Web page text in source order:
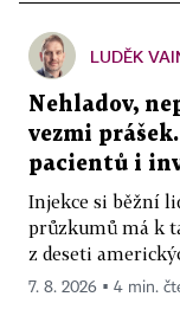
LUDĚK
Nehladov,
vezmi
pacientů i
Injekce si běžní
průzkumů má k
z deseti
7. 8. 2026 ▪ 4 min.